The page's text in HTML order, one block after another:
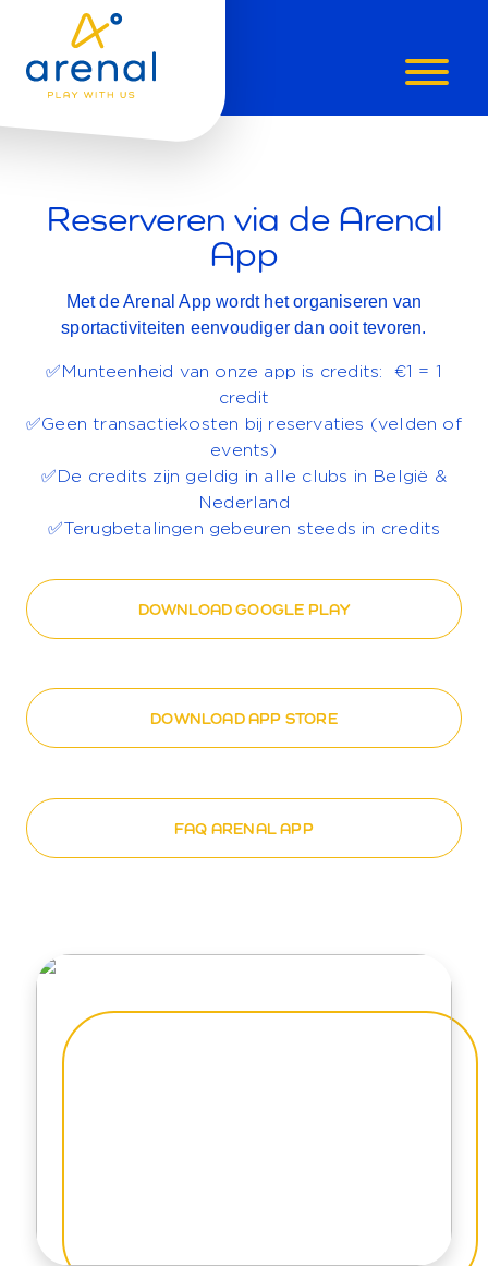
APP
Reserveren via de Arenal
App
Met de Arenal App wordt het organiseren van
sportactiviteiten eenvoudiger dan ooit tevoren.
✅Munteenheid van onze app is credits: €1 = 1
credit
✅Geen transactiekosten bij reservaties (velden of
events)
✅De credits zijn geldig in alle clubs in België &
Nederland
✅Terugbetalingen gebeuren steeds in credits
DOWNLOAD GOOGLE PLAY
DOWNLOAD APP STORE
FAQ ARENAL APP